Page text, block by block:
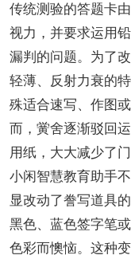
传统测验的答题卡
视力，并要求运用
漏判的问题。为了
轻薄、反射力衰的
殊适合速写、作图
而，黉舍逐渐驳回
用纸，大大减少了
小闲智慧教育助手
显改动了誊写道具
黑色、蓝色签字笔
色彩而懊恼。这种